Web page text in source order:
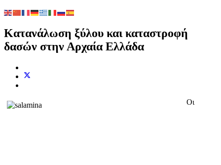
Κατανάλωση ξύλου και καταστροφή
δασών στην Αρχαία Ελλάδα
Οι